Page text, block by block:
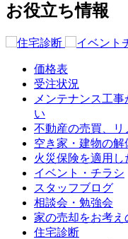
お役立ち情報
価格表
受注状況
メンテナンス工
い
不動産の売買、
空き家・建物の
火災保険を適用
イベント・チラシ
スタッフブログ
相談会・勉強会
家の売却をお考え
住宅診断